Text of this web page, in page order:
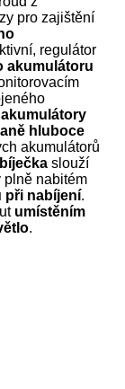
pro zajištění
regulátor
akumulátoru
akumulátory
hluboce
akumulátorů
slouží
plně nabitém
při nabíjení.
umístěním
.